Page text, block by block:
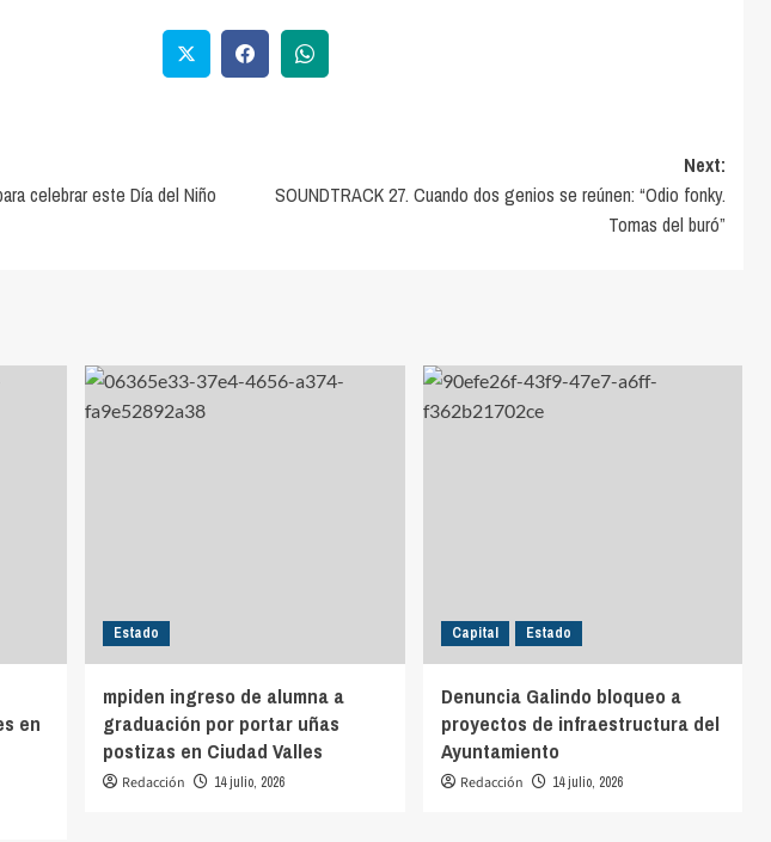
celebrar este Día del Niño
Next:
SOUNDTRACK 27. Cuando dos genios se reúnen: “Odio fonky.
Tomas del buró”
en
Estado
mpiden ingreso de alumna a
graduación por portar uñas
postizas en Ciudad Valles
Redacción 14 julio, 2026
Capital Estado
Denuncia Galindo bloqueo a
proyectos de infraestructura del
Ayuntamiento
Redacción 14 julio, 2026